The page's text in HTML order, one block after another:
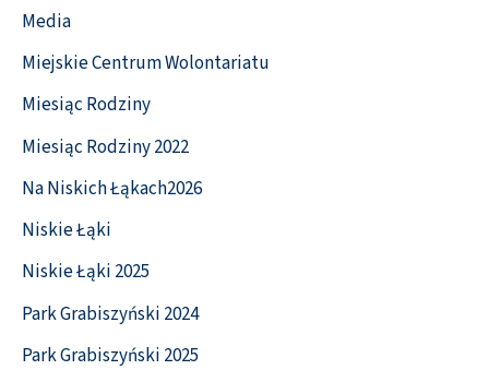
Media
Miejskie Centrum Wolontariatu
Miesiąc Rodziny
Miesiąc Rodziny 2022
Na Niskich Łąkach2026
Niskie Łąki
Niskie Łąki 2025
Park Grabiszyński 2024
Park Grabiszyński 2025